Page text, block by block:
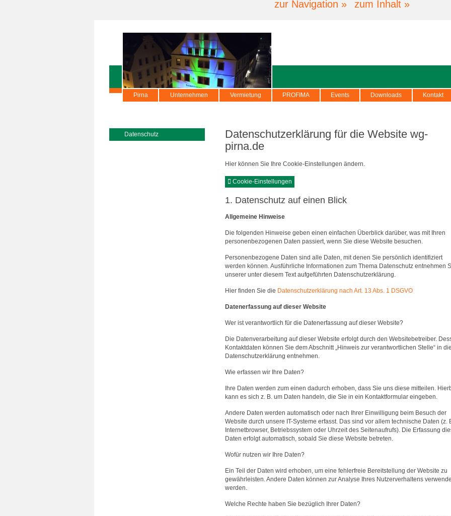
zur Navigation » zum Inhalt »
Pirna Unternehmen Vermietung PROFIMA Events Downloads Kontakt
Datenschutz
Datenschutzerklärung für die Website wg-
pirna.de
Hier können Sie Ihre Cookie-Einstellungen ändern.
Cookie-Einstellungen
1. Datenschutz auf einen Blick
Allgemeine Hinweise
Die folgenden Hinweise geben einen einfachen Überblick darüber, was mit Ihren
personenbezogenen Daten passiert, wenn Sie diese Website besuchen.
Personenbezogene Daten sind alle Daten, mit denen Sie persönlich identifiziert
werden können. Ausführliche Informationen zum Thema Datenschutz entnehmen
unserer unter diesem Text aufgeführten Datenschutzerklärung.
Hier finden Sie die Datenschutzerklärung nach Art. 13 Abs. 1 DSGVO
Datenerfassung auf dieser Website
Wer ist verantwortlich für die Datenerfassung auf dieser Website?
Die Datenverarbeitung auf dieser Website erfolgt durch den Websitebetreiber.
Kontaktdaten können Sie dem Abschnitt „Hinweis zur verantwortlichen Stelle“ in
Datenschutzerklärung entnehmen.
Wie erfassen wir Ihre Daten?
Ihre Daten werden zum einen dadurch erhoben, dass Sie uns diese mitteilen.
kann es sich z. B. um Daten handeln, die Sie in ein Kontaktformular eingeben.
Andere Daten werden automatisch oder nach Ihrer Einwilligung beim Besuch der
Website durch unsere IT-Systeme erfasst. Das sind vor allem technische Daten (z.
Internetbrowser, Betriebssystem oder Uhrzeit des Seitenaufrufs). Die Erfassung
Daten erfolgt automatisch, sobald Sie diese Website betreten.
Wofür nutzen wir Ihre Daten?
Ein Teil der Daten wird erhoben, um eine fehlerfreie Bereitstellung der Website zu
gewährleisten. Andere Daten können zur Analyse Ihres Nutzerverhaltens
werden.
Welche Rechte haben Sie bezüglich Ihrer Daten?